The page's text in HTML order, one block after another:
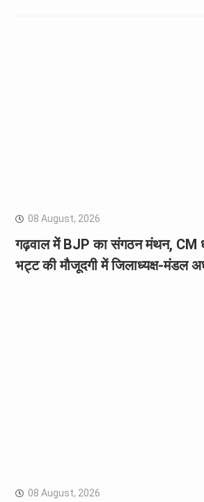
08 August, 2026
गढ़वाल में BJP का संगठन मंथन, CM
भट्ट की मौजूदगी में जिलाध्यक्ष-मंडल
08 August, 2026